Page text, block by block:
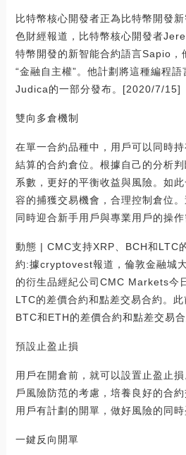
比特幣核心開發者正為比特幣開發
色財經報道，比特幣核心開發者
特幣開發的新智能合約語言Sapio，
“金融自主權”。他計劃將這種編程
Judica的一部分發布。[2020/7/15]
雙向多倉機制
在單一合約品種中，用戶可以同時
結算的合約倉位。根據自己的分析
系數，更好的平衡收益與風險。如
容的捕獲交易機會，合理控制倉位
同時迎合新手用戶與專業用戶的操作
動態 | CMC支持XRP、BCH和LTC
約:據cryptovest報道，倫敦金融城
的衍生品經紀公司CMC Markets今
LTC的差價合約和點差交易合約。
BTC和ETH的差價合約和點差交易
預設止盈止損
用戶在開倉前，就可以設置止盈止
戶風險防范的考慮，培養良好的合
用戶有計劃的開單，做好風險的同時
一鍵反向開單